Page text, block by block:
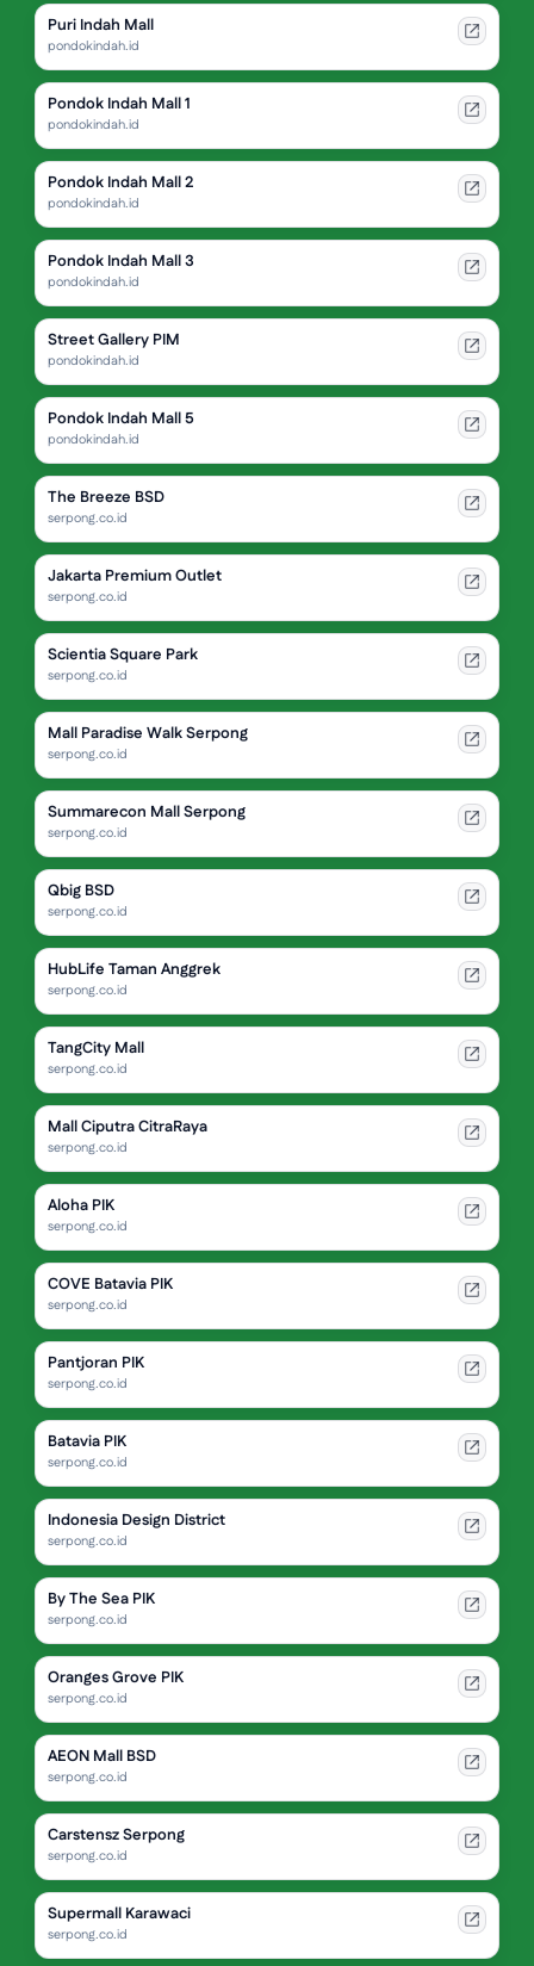
Puri Indah Mall
pondokindah.id
Pondok Indah Mall 1
pondokindah.id
Pondok Indah Mall 2
pondokindah.id
Pondok Indah Mall 3
pondokindah.id
Street Gallery PIM
pondokindah.id
Pondok Indah Mall 5
pondokindah.id
The Breeze BSD
serpong.co.id
Jakarta Premium Outlet
serpong.co.id
Scientia Square Park
serpong.co.id
Mall Paradise Walk Serpong
serpong.co.id
Summarecon Mall Serpong
serpong.co.id
Qbig BSD
serpong.co.id
HubLife Taman Anggrek
serpong.co.id
TangCity Mall
serpong.co.id
Mall Ciputra CitraRaya
serpong.co.id
Aloha PIK
serpong.co.id
COVE Batavia PIK
serpong.co.id
Pantjoran PIK
serpong.co.id
Batavia PIK
serpong.co.id
Indonesia Design District
serpong.co.id
By The Sea PIK
serpong.co.id
Oranges Grove PIK
serpong.co.id
AEON Mall BSD
serpong.co.id
Carstensz Serpong
serpong.co.id
Supermall Karawaci
serpong.co.id